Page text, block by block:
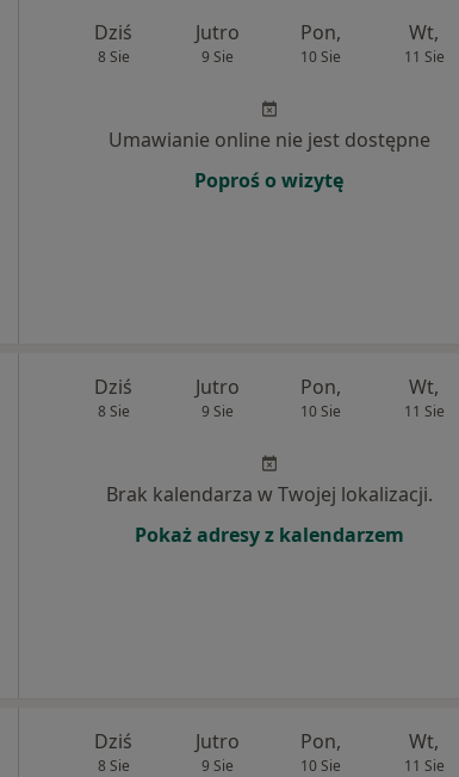
Dziś
8 Sie
Jutro
9 Sie
Pon,
10 Sie
Wt,
11 Sie
Umawianie online nie jest dostępne
Poproś o wizytę
Dziś
8 Sie
Jutro
9 Sie
Pon,
10 Sie
Wt,
11 Sie
Brak kalendarza w Twojej lokalizacji.
Pokaż adresy z kalendarzem
Dziś
8 Sie
Jutro
9 Sie
Pon,
10 Sie
Wt,
11 Sie